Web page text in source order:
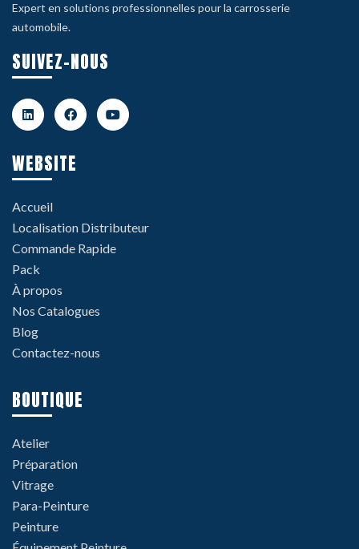
Expert en solutions professionnelles pour la carrosserie
automobile.
SUIVEZ-NOUS
WEBSITE
Accueil
Localisation Distributeur
Commande Rapide
Pack
À propos
Nos Catalogues
Blog
Contactez-nous
BOUTIQUE
Atelier
Préparation
Vitrage
Para-Peinture
Peinture